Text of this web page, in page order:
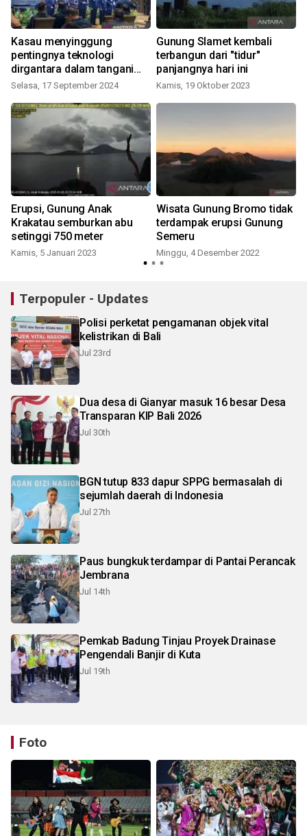
Kasau menyinggung
pentingnya teknologi
dirgantara dalam tangani
bencana alam
Selasa, 17 September 2024
Gunung Slamet kembali
terbangun dari "tidur"
panjangnya hari ini
Kamis, 19 Oktober 2023
Erupsi, Gunung Anak
Krakatau semburkan abu
setinggi 750 meter
Kamis, 5 Januari 2023
Wisata Gunung Bromo tidak
terdampak erupsi Gunung
Semeru
Minggu, 4 Desember 2022
Terpopuler - Updates
Polisi perketat pengamanan objek vital
kelistrikan di Bali
Jul 23rd
Dua desa di Gianyar masuk 16 besar Desa
Transparan KIP Bali 2026
Jul 30th
BGN tutup 833 dapur SPPG bermasalah di
sejumlah daerah di Indonesia
Jul 27th
Paus bungkuk terdampar di Pantai Perancak
Jembrana
Jul 14th
Pemkab Badung Tinjau Proyek Drainase
Pengendali Banjir di Kuta
Jul 19th
Foto